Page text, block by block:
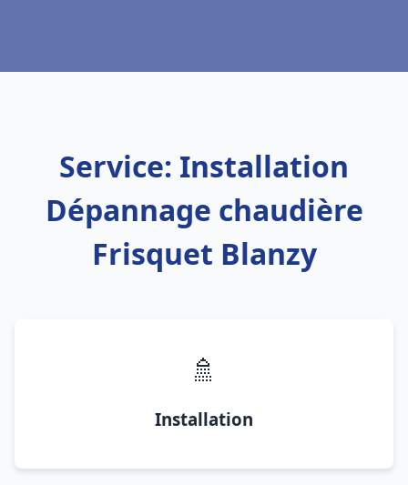
Service: Installation
Dépannage chaudière
Frisquet Blanzy
🚿
Installation